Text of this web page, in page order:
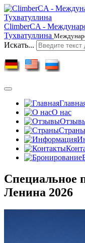
ClimberCA -
Тухватуллина
Искать...
О нас
Страны
Специальное
Ленина 2026